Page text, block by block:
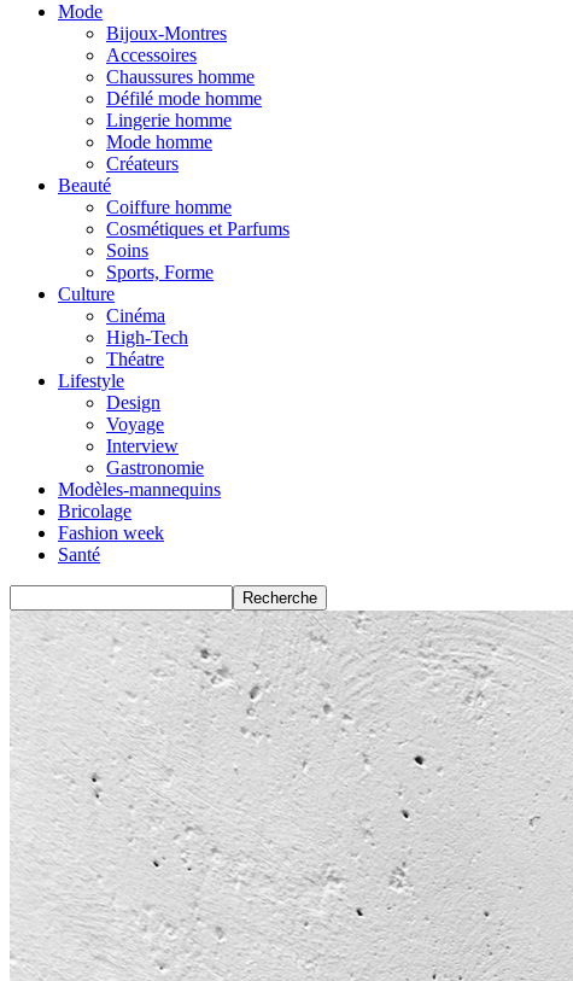
Mode
Bijoux-Montres
Accessoires
Chaussures homme
Défilé mode homme
Lingerie homme
Mode homme
Créateurs
Beauté
Coiffure homme
Cosmétiques et Parfums
Soins
Sports, Forme
Culture
Cinéma
High-Tech
Théatre
Lifestyle
Design
Voyage
Interview
Gastronomie
Modèles-mannequins
Bricolage
Fashion week
Santé